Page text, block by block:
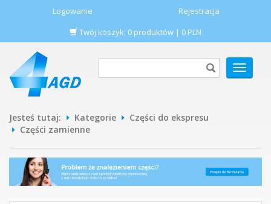
Logowanie
Rejestracja
Twój koszyk: 0 produktów | 0 PLN
POKAŻ
MENU
Jesteś tutaj: Kategorie
Części do ekspresu
Części zamienne